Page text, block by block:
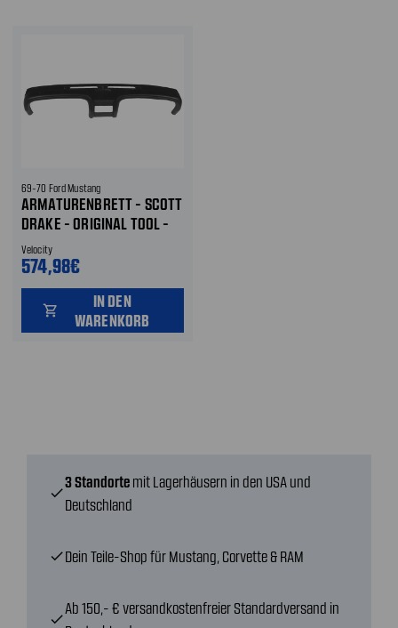
69-70 Ford Mustang
ARMATURENBRETT - SCOTT
DRAKE - ORIGINAL TOOL -
SCHWARZ - MIT KLIMA
Velocity
574,98€
shopping_cart
IN DEN
WARENKORB
check
3 Standorte mit Lagerhäusern in den USA und
Deutschland
checkDein Teile-Shop für Mustang, Corvette & RAM
check
Ab 150,- € versandkostenfreier Standardversand in